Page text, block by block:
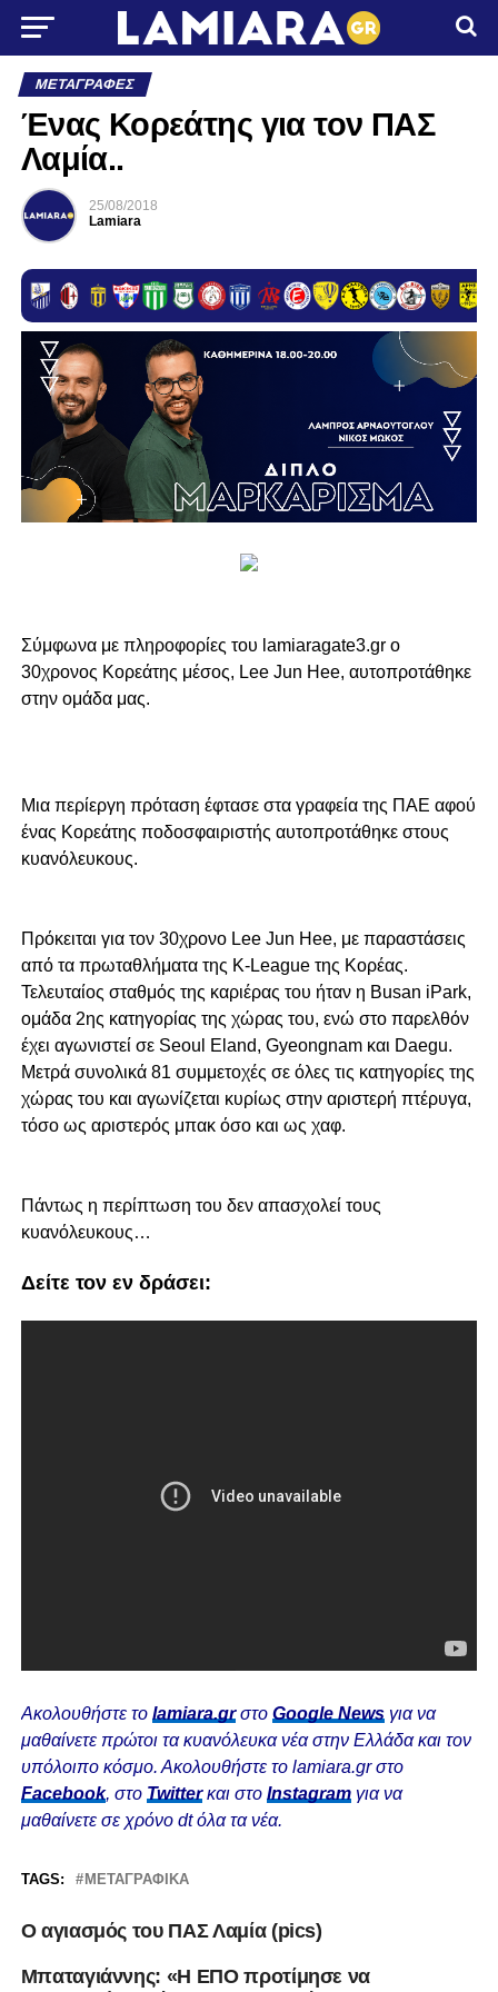
ΜΕΤΑΓΡΑΦΈΣ
Ένας Κορεάτης για τον ΠΑΣ
Λαμία..
25/08/2018
Lamiara
Σύμφωνα με πληροφορίες του lamiaragate3.gr ο
30χρονος Κορεάτης μέσος, Lee Jun Hee, αυτοπροτάθηκε
στην ομάδα μας.
Μια περίεργη πρόταση έφτασε στα γραφεία της ΠΑΕ αφού
ένας Κορεάτης ποδοσφαιριστής αυτοπροτάθηκε στους
κυανόλευκους.
Πρόκειται για τον 30χρονο Lee Jun Hee, με παραστάσεις
από τα πρωταθλήματα της K-League της Κορέας.
Τελευταίος σταθμός της καριέρας του ήταν η Busan iPark,
ομάδα 2ης κατηγορίας της χώρας του, ενώ στο παρελθόν
έχει αγωνιστεί σε Seoul Eland, Gyeongnam και Daegu.
Μετρά συνολικά 81 συμμετοχές σε όλες τις κατηγορίες της
χώρας του και αγωνίζεται κυρίως στην αριστερή πτέρυγα,
τόσο ως αριστερός μπακ όσο και ως χαφ.
Πάντως η περίπτωση του δεν απασχολεί τους
κυανόλευκους…
Δείτε τον εν δράσει:
Ακολουθήστε το lamiara.grστο Google Newsγια να
μαθαίνετε πρώτοι τα κυανόλευκα νέα στην Ελλάδα και τον
υπόλοιπο κόσμο. Ακολουθήστε το lamiara.gr στο
Facebook, στο Twitterκαι στο Instagram για να
μαθαίνετε σε χρόνο dt όλα τα νέα.
TAGS: ΜΕΤΑΓΡΑΦΙΚΆ
Ο αγιασμός του ΠΑΣ Λαμία (pics)
Μπαταγιάννης: «Η ΕΠΟ προτίμησε να